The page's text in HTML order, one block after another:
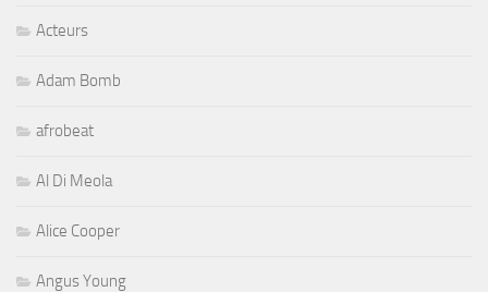
Acteurs
Adam Bomb
afrobeat
Al Di Meola
Alice Cooper
Angus Young